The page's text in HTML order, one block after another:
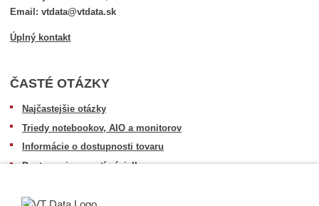
Email: vtdata@vtdata.sk
Úplný kontakt
ČASTÉ OTÁZKY
Najčastejšie otázky
Triedy notebookov, AIO a monitorov
Informácie o dostupnosti tovaru
Postup pri prevzatí zásielky